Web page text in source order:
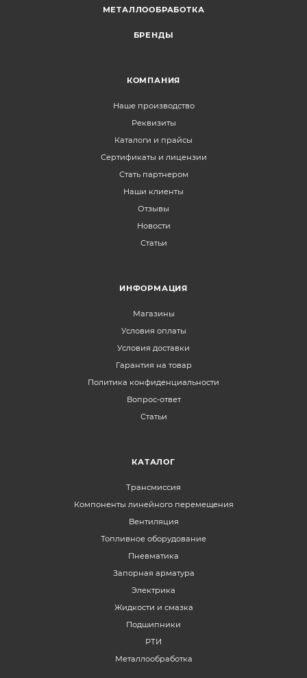
МЕТАЛЛООБРАБОТКА
БРЕНДЫ
КОМПАНИЯ
Наше производство
Реквизиты
Каталоги и прайсы
Сертификаты и лицензии
Стать партнером
Наши клиенты
Отзывы
Новости
Статьи
ИНФОРМАЦИЯ
Магазины
Условия оплаты
Условия доставки
Гарантия на товар
Политика конфиденциальности
Вопрос-ответ
Статьи
КАТАЛОГ
Трансмиссия
Компоненты линейного перемещения
Вентиляция
Топливное оборудование
Пневматика
Запорная арматура
Электрика
Жидкости и смазка
Подшипники
РТИ
Металлообработка